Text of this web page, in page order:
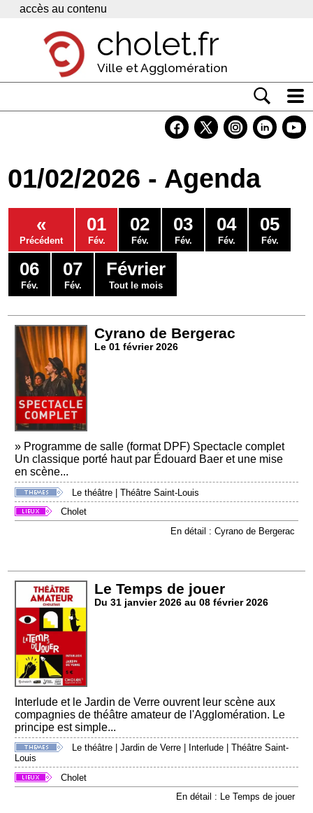
Panneau de gestion des cookies
accès au contenu
cholet.fr
Ville et Agglomération
Economie
Services
Contacts
01/02/2026 - Agenda
«
Précédent
01
Fév.
02
Fév.
03
Fév.
04
Fév.
05
Fév.
06
Fév.
07
Fév.
Février
Tout le mois
Cyrano de Bergerac
Le 01 février 2026
» Programme de salle (format DPF) Spectacle complet
Un classique porté haut par Édouard Baer et une mise
en scène...
Le théâtre |Théâtre Saint-Louis
Cholet
En détail : Cyrano de Bergerac
Le Temps de jouer
Du 31 janvier 2026 au 08 février 2026
Interlude et le Jardin de Verre ouvrent leur scène aux
compagnies de théâtre amateur de l'Agglomération. Le
principe est simple...
Le théâtre |Jardin de Verre Interlude |Théâtre Saint-
Louis
Cholet
En détail : Le Temps de jouer